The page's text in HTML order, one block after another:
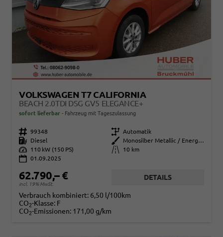
VOLKSWAGEN T7 CALIFORNIA
BEACH 2.0TDI DSG GV5 ELEGANCE+
sofort lieferbar Fahrzeug mit Tageszulassung
Fahrzeugnr. 99348 Getriebe Automatik
Kraftstoff
Diesel Außenfarbe
Monosilber Metallic / Energeticorange Metallic
Leistung
110 kW (150 PS) Kilometerstand
10 km
01.09.2025
62.790,– €
incl. 19% MwSt.
DETAILS
Verbrauch kombiniert: 6,50 l/100km
CO2-Klasse: F
CO2-Emissionen: 171,00 g/km